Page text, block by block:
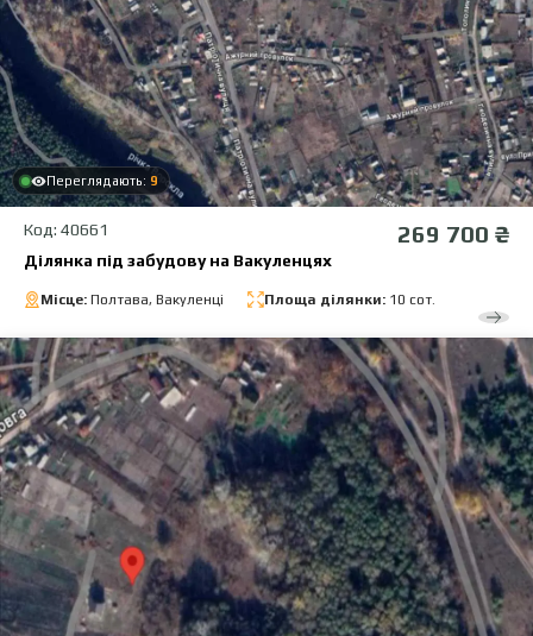
Переглядають: 9
Код: 40661 269 700 ₴
Ділянка під забудову на Вакуленцях
Місце: Полтава, Вакуленці Площа ділянки: 10 сот.